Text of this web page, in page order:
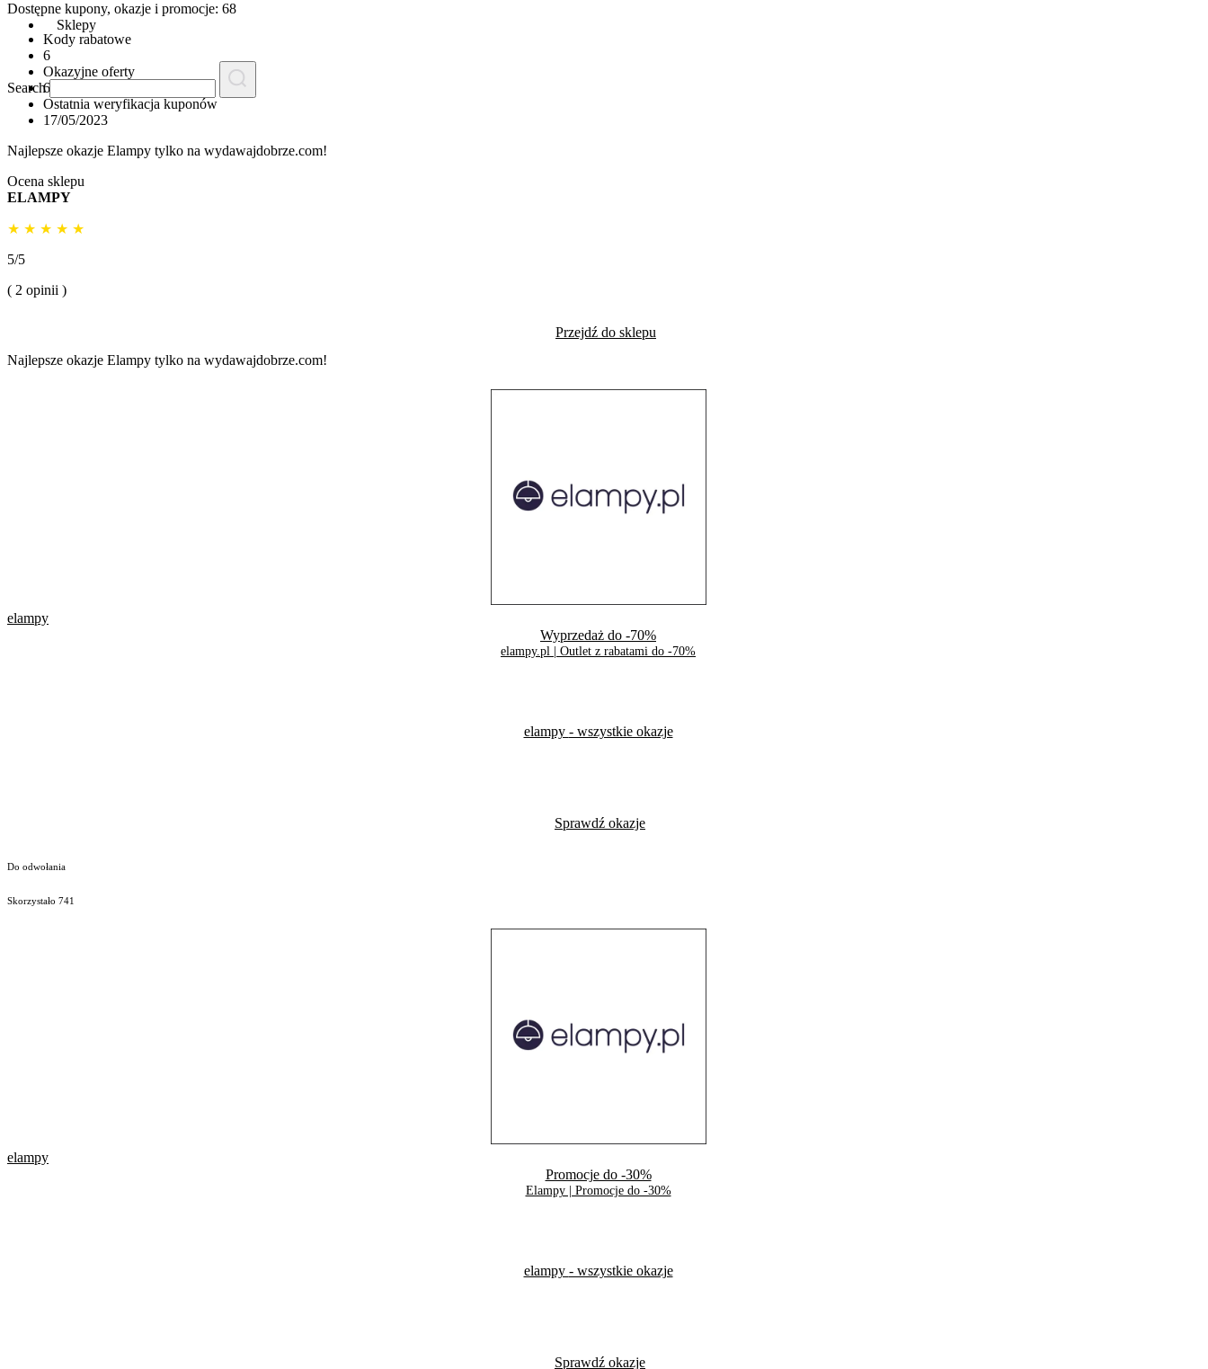
Sklepy
Search
Dostępne kupony, okazje i promocje: 68
Kody rabatowe
6
Okazyjne oferty
62
Ostatnia weryfikacja kuponów
17/05/2023
Najlepsze okazje Elampy tylko na wydawajdobrze.com!
Ocena sklepu
ELAMPY
★ ★ ★ ★ ★
5/5
( 2 opinii )
Przejdź do sklepu
Najlepsze okazje Elampy tylko na wydawajdobrze.com!
elampy
Wyprzedaż do -70%
elampy.pl | Outlet z rabatami do -70%
elampy - wszystkie okazje
Sprawdź okazje
Do odwołania
Skorzystało 741
elampy
Promocje do -30%
Elampy | Promocje do -30%
elampy - wszystkie okazje
Sprawdź okazje